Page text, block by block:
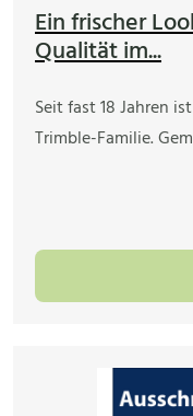
Ein frischer
Qualität im...
Seit fast 18 Jahren
Trimble-Familie.